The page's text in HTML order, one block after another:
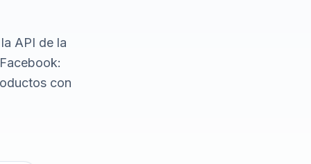
API de la
con